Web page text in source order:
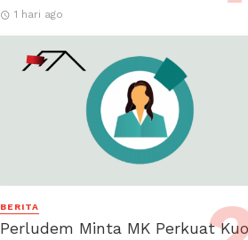
1 hari ago
BERITA
Perludem Minta MK Perkuat